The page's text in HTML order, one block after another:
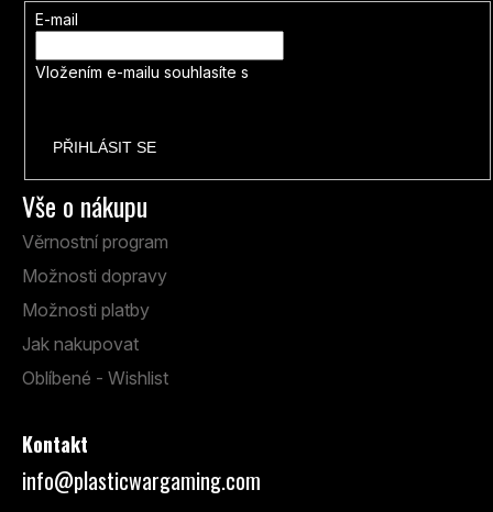
Vše o nákupu
Věrnostní program
Možnosti dopravy
Možnosti platby
Jak nakupovat
Oblíbené - Wishlist
Kontakt
info@plasticwargaming.com
E-mail
Vložením e-mailu souhlasíte s
PŘIHLÁSIT SE